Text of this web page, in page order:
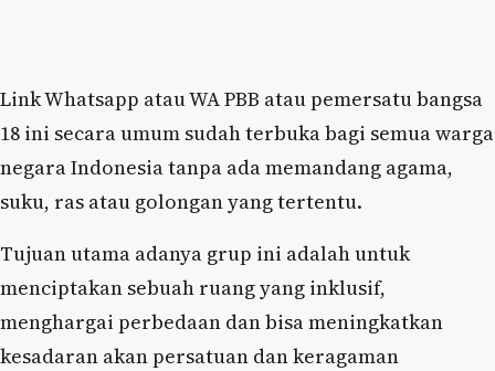
Link Whatsapp atau WA PBB atau pemersatu bangsa
18 ini secara umum sudah terbuka bagi semua warga
negara Indonesia tanpa ada memandang agama,
suku, ras atau golongan yang tertentu.
Tujuan utama adanya grup ini adalah untuk
menciptakan sebuah ruang yang inklusif,
menghargai perbedaan dan bisa meningkatkan
kesadaran akan persatuan dan keragaman